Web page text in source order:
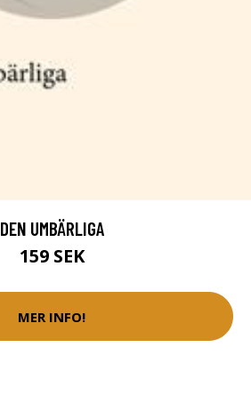
DEN UMBÄRLIGA
159 SEK
MER INFO!